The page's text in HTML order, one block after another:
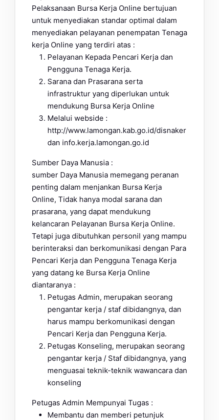
Pelaksanaan Bursa Kerja Online bertujuan
untuk menyediakan standar optimal dalam
menyediakan pelayanan penempatan Tenaga
kerja Online yang terdiri atas :
Pelayanan Kepada Pencari Kerja dan
Pengguna Tenaga Kerja.
Sarana dan Prasarana serta
infrastruktur yang diperlukan untuk
mendukung Bursa Kerja Online
Melalui webside :
http://www.lamongan.kab.go.id/disnaker
dan info.kerja.lamongan.go.id
Sumber Daya Manusia :
sumber Daya Manusia memegang peranan
penting dalam menjankan Bursa Kerja
Online, Tidak hanya modal sarana dan
prasarana, yang dapat mendukung
kelancaran Pelayanan Bursa Kerja Online.
Tetapi juga dibutuhkan personil yang mampu
berinteraksi dan berkomunikasi dengan Para
Pencari Kerja dan Pengguna Tenaga Kerja
yang datang ke Bursa Kerja Online
diantaranya :
Petugas Admin, merupakan seorang
pengantar kerja / staf dibidangnya, dan
harus mampu berkomunikasi dengan
Pencari Kerja dan Pengguna Kerja.
Petugas Konseling, merupakan seorang
pengantar kerja / Staf dibidangnya, yang
menguasai teknik-teknik wawancara dan
konseling
Petugas Admin Mempunyai Tugas :
Membantu dan memberi petunjuk